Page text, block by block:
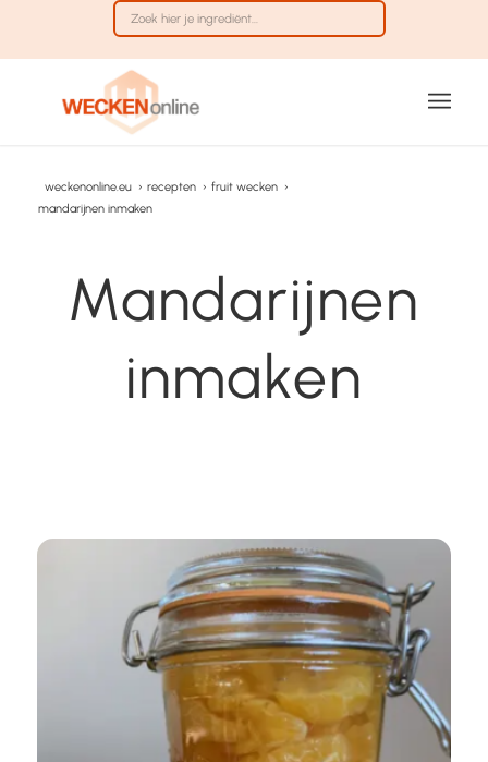
weckenonline.eu › recepten › fruit wecken ›
mandarijnen inmaken
Mandarijnen
inmaken